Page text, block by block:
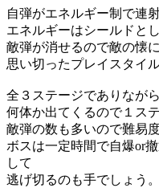
自弾がエネルギー制で連
エネルギーはシールドと
敵弾が消せるので敵の懐
思い切ったプレイスタイ
全３ステージでありなが
何体か出てくるので１ス
敵弾の数も多いので難易
ボスは一定時間で自爆or
して
逃げ切るのも手でしょう。